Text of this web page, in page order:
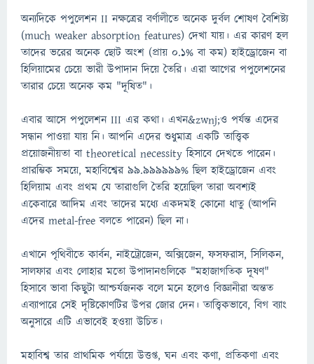
অন্যদিকে পপুলেশন II নক্ষত্রের বর্ণালীতে অনেক দুর্বল শোষণ বৈশিষ্ট্য
(much weaker absorption features) দেখা যায়। এর কারণ হল
তাদের ভরের অনেক ছোট অংশ (প্রায় 0.1% বা কম) হাইড্রোজেন বা
হিলিয়ামের চেয়ে ভারী উপাদান দিয়ে তৈরি। এরা আগের পপুলেশনের
তারার চেয়ে অনেক কম "দূষিত"।
এবার আসে পপুলেশন III এর কথা। এখন&zwnj;ও পর্যন্ত এদের
সন্ধান পাওয়া যায় নি। আপনি এদের শুধুমাত্র একটি তাত্ত্বিক
প্রয়োজনীয়তা বা theoretical necessity হিসাবে দেখতে পারেন।
প্রারম্ভিক সময়ে, মহাবিশ্বের 99.999999% ছিল হাইড্রোজেন এবং
হিলিয়াম এবং প্রথম যে তারাগুলি তৈরি হয়েছিল তারা অবশ্যই
একেবারে আদিম এবং তাদের মধ্যে একদমই কোনো ধাতু (আপনি
এদের metal-free বলতে পারেন) ছিল না।
এখানে পৃথিবীতে কার্বন, নাইট্রোজেন, অক্সিজেন, ফসফরাস, সিলিকন,
সালফার এবং লোহার মতো উপাদানগুলিকে "মহাজাগতিক দূষণ"
হিসাবে ভাবা কিছুটা আশ্চর্যজনক বলে মনে হলেও বিজ্ঞানীরা অন্তত
এব্যাপারে সেই দৃষ্টিকোণটির উপর জোর দেন। তাত্ত্বিকভাবে, বিগ ব্যাং
অনুসারে এটি এভাবেই হওয়া উচিত।
মহাবিশ্ব তার প্রাথমিক পর্যায়ে উত্তপ্ত, ঘন এবং কণা, প্রতিকণা এবং